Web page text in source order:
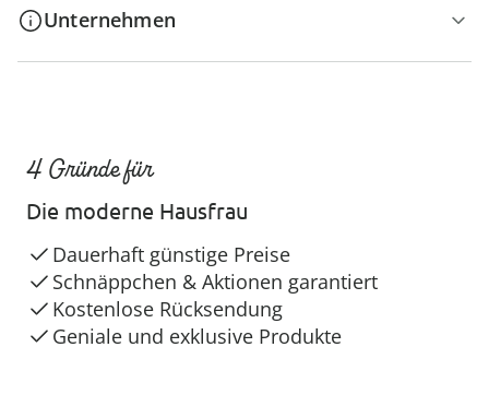
Unternehmen
4 Gründe für
Die moderne Hausfrau
Dauerhaft günstige Preise
Schnäppchen & Aktionen garantiert
Kostenlose Rücksendung
Geniale und exklusive Produkte